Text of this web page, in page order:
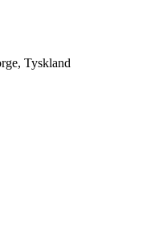
Tyskland